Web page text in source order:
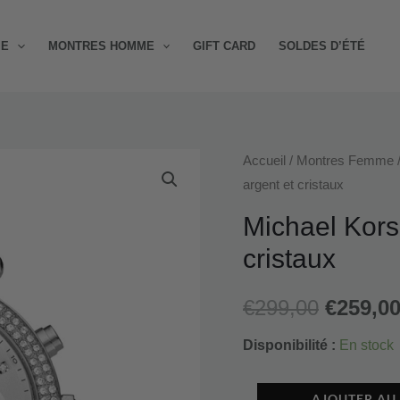
MONTRES HOMME GIFT CARD SOLDES D’ÉTÉ
Accueil / Montres Femme /
argent et cristaux
Michael
cristaux
€299,00
Le
€299,00.
€259,00
Disponibilité : En stock
quantité
de
Michael
Kors
Parker
argent
et